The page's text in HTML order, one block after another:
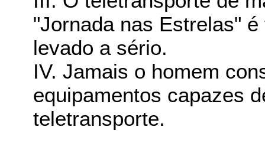
"Jornada nas Estrelas"
levado a sério.
IV. Jamais o homem
equipamentos capazes
teletransporte.